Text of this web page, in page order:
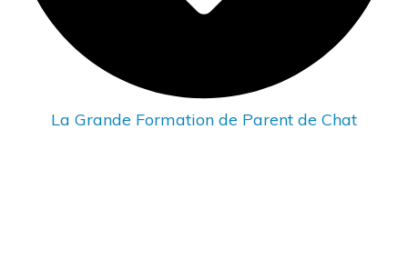
La Grande Formation de Parent de Chat